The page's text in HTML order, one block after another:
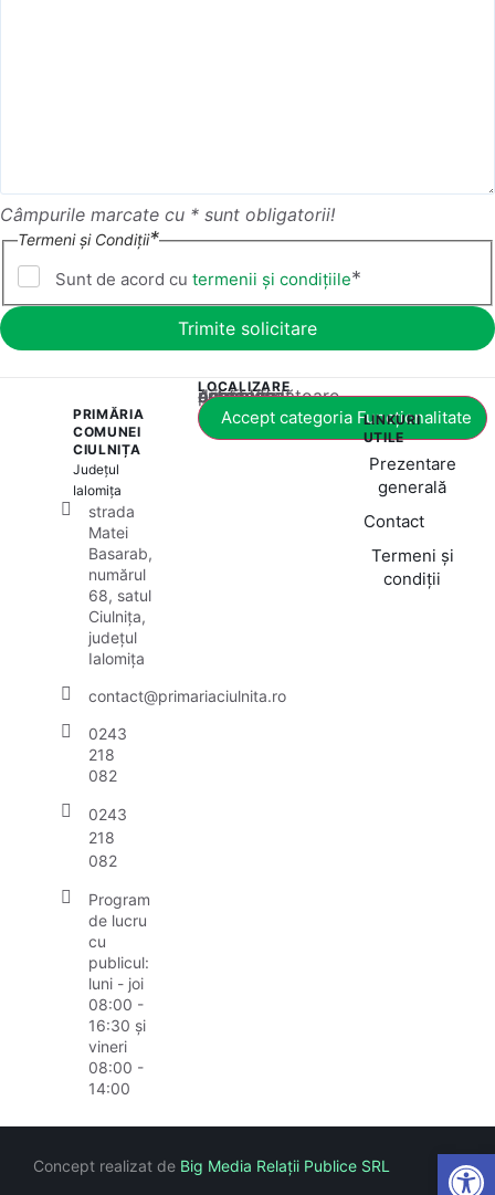
Câmpurile marcate cu * sunt obligatorii!
Termeni și Condiții*
Sunt de acord cu termenii și condițiile*
PRIMĂRIA
COMUNEI
CIULNIȚA
Județul
Ialomița
strada
Matei
Basarab,
numărul
68, satul
Ciulnița,
județul
Ialomița
contact@primariaciulnita.ro
0243
218
082
0243
218
082
Program
de lucru
cu
publicul:
luni - joi
08:00 -
16:30 și
vineri
08:00 -
14:00
LOCALIZARE
Acest conținut este blocat până când acceptați categoria corespunzătoare de cookie-uri.
Accept categoria Funcționalitate
LINKURI
UTILE
Prezentare
generală
Contact
Termeni și
condiții
Concept realizat de Big Media Relații Publice SRL